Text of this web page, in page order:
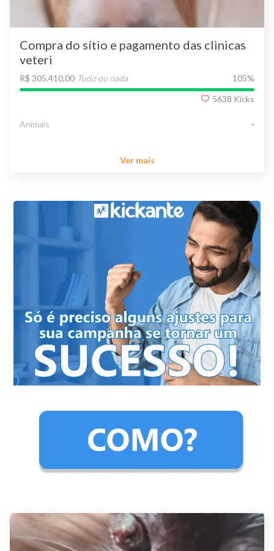
Compra do sítio e pagamento das clinicas
veteri
R$ 305.410,00 Tudo ou nada 105%
5638 Kicks
Animais -
Ver mais